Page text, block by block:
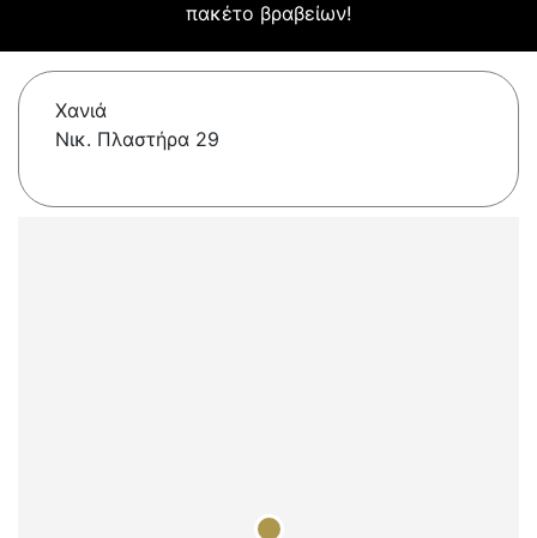
πακέτο βραβείων!
Χανιά
Νικ. Πλαστήρα 29